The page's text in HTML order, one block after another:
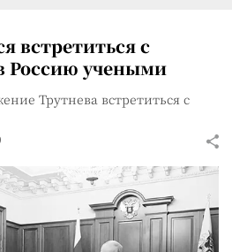
встретиться с
Россию учеными
Трутнева встретиться с